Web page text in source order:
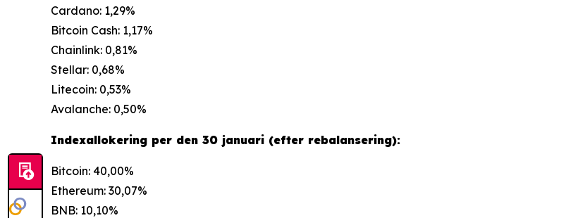
Cardano: 1,29%
Bitcoin Cash: 1,17%
Chainlink: 0,81%
Stellar: 0,68%
Litecoin: 0,53%
Avalanche: 0,50%
Indexallokering per den 30 januari (efter rebalansering):
Bitcoin: 40,00%
Ethereum: 30,07%
BNB: 10,10%